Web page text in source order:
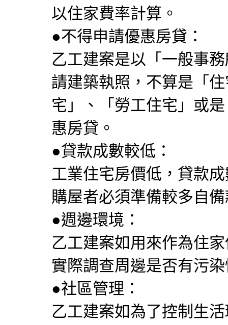
以住家費率計算。
●不得申請優惠房貸：
乙工建案是以「一般事
請建築執照，不算是「
宅」、「勞工住宅」或
惠房貸。
●貸款成數較低：
工業住宅房價低，貸款
購屋者必須準備較多自
●週邊環境：
乙工建案如用來作為住
實際調查周邊是否有污
●社區管理：
乙工建案如為了控制生